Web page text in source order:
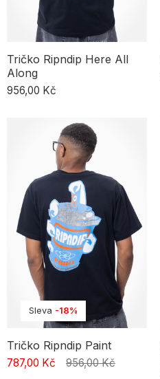
Tričko Ripndip Here All
Along
956,00 Kč
Sleva -18%
Tričko Ripndip Paint
787,00 Kč 956,00 Kč